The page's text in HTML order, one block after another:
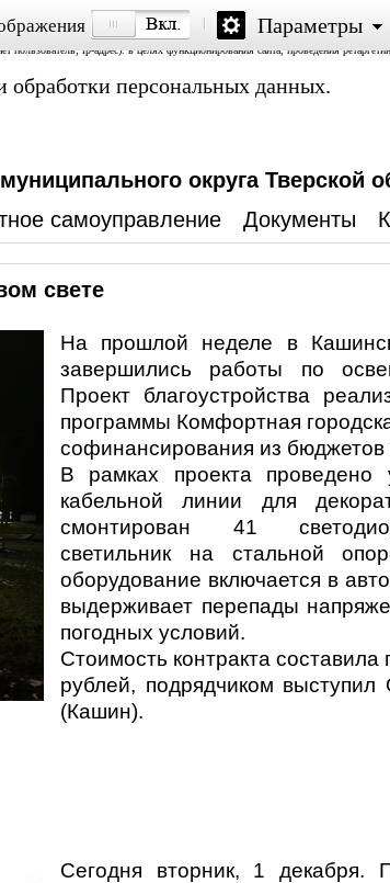
cookie, пользовательских данных (сведения о местоположении; тип и
ip-адрес). в целях функционирования сайта, проведения
обработки персональных данных.
Параметры
округа Тверской
самоуправление Документы
свете
На прошлой неделе в
завершились работы по
Проект благоустройства
программы Комфортная
софинансирования из бюджетов
В рамках проекта проведено
кабельной линии для
смонтирован 41
светильник на стальной
оборудование включается в
выдерживает перепады
погодных условий.
Стоимость контракта
рублей, подрядчиком
(Кашин).
Сегодня вторник, 1 декабря.